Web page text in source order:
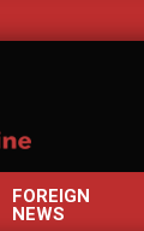
FOREIGN
NEWS